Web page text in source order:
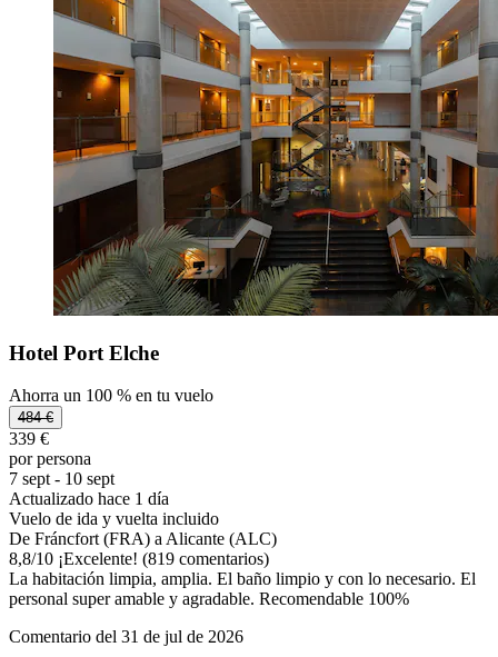
Hotel Port Elche
Ahorra un 100 % en tu vuelo
484 €
339 €
por persona
7 sept - 10 sept
Actualizado hace 1 día
Vuelo de ida y vuelta incluido
De Fráncfort (FRA) a Alicante (ALC)
8,8/10 ¡Excelente! (819 comentarios)
La habitación limpia, amplia. El baño limpio y con lo necesario. El
personal super amable y agradable. Recomendable 100%
Comentario del 31 de jul de 2026